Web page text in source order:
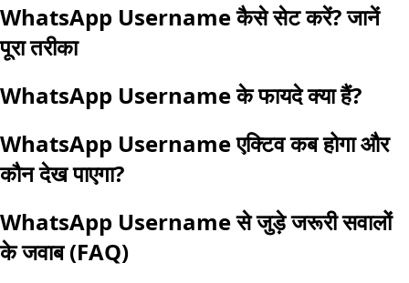
WhatsApp Username कैसे सेट करें? जानें
पूरा तरीका
WhatsApp Username के फायदे क्या हैं?
WhatsApp Username एक्टिव कब होगा और
कौन देख पाएगा?
WhatsApp Username से जुड़े जरूरी सवालों
के जवाब (FAQ)